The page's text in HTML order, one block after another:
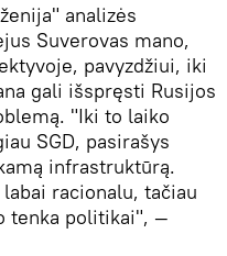
analizės
Suverovas mano,
pavyzdžiui, iki
gali išspręsti Rusijos
"Iki to laiko
SGD, pasirašys
infrastruktūrą.
racionalu, tačiau
tenka politikai", —